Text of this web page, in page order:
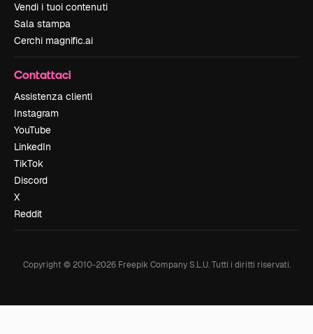
Vendi i tuoi contenuti
Sala stampa
Cerchi magnific.ai
Contattaci
Assistenza clienti
Instagram
YouTube
LinkedIn
TikTok
Discord
X
Reddit
Copyright © 2010-2026Freepik Company S.L.U. Tutti i diritti riservati.